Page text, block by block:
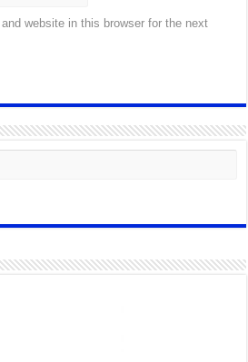
website in this browser for the next